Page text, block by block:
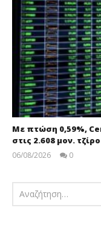
Με πτώση 0,59%,
στις 2.608 μον.
06/08/2026
0